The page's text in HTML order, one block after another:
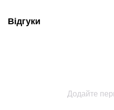
Відгуки
Додайте